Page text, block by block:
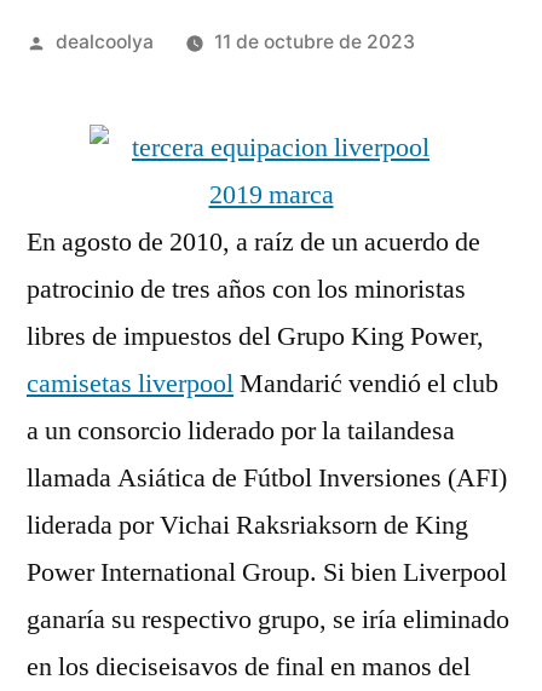
Publicado
dealcoolya 11 de octubre de 2023
En agosto de 2010, a raíz de un acuerdo de
patrocinio de tres años con los minoristas
libres de impuestos del Grupo King Power,
camisetas liverpoolMandarić vendió el club
a un consorcio liderado por la tailandesa
llamada Asiática de Fútbol Inversiones (AFI)
liderada por Vichai Raksriaksorn de King
Power International Group. Si bien Liverpool
ganaría su respectivo grupo, se iría eliminado
en los dieciseisavos de final en manos del